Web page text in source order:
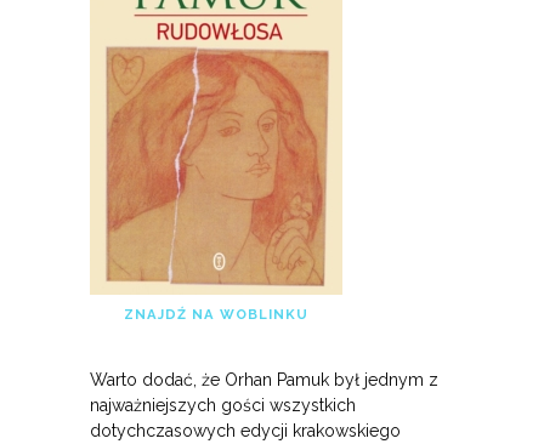
ZNAJDŹ NA WOBLINKU
Warto dodać, że Orhan Pamuk był jednym z
najważniejszych gości wszystkich
dotychczasowych edycji krakowskiego